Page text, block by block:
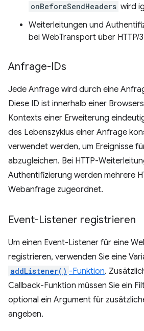
onBeforeSendHeaders wird
Weiterleitungen und
bei WebTransport über HTTP/3
Anfrage-IDs
Jede Anfrage wird durch eine
Diese ID ist innerhalb einer
Kontexts einer Erweiterung
des Lebenszyklus einer Anfrage
verwendet werden, um Ereignisse
abzugleichen. Bei HTTP-
Authentifizierung werden mehrere
Webanfrage zugeordnet.
Event-Listener registrieren
Um einen Event-Listener für eine
registrieren, verwenden Sie eine
addListener() -Funktion.
Callback-Funktion müssen Sie ein
optional ein Argument für
angeben.